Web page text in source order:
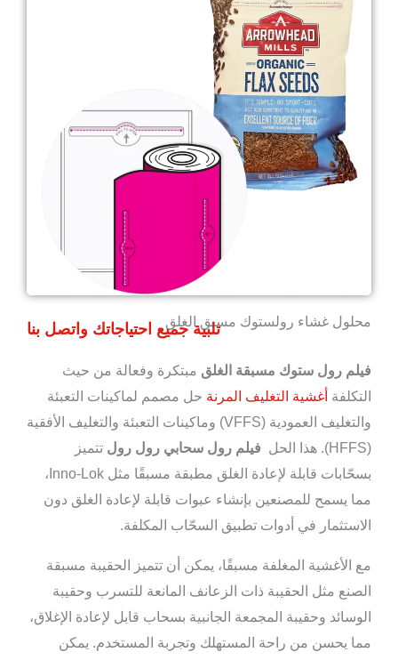
محلول غشاء رولستوك مسبق الغلقتلبية جميع احتياجاتك واتصل بنا
فيلم رول ستوك مسبقة الغلق مبتكرة وفعالة من حيث
التكلفة أغشية التغليف المرنة حل مصمم لماكينات التعبئة
والتغليف العمودية (VFFS) وماكينات التعبئة والتغليف الأفقية
(HFFS). هذا الحل
فيلم رول سحابي رول رول تتميز
بسحّابات قابلة لإعادة الغلق مطبقة مسبقًا مثل Inno-Lok،
مما يسمح للمصنعين بإنشاء عبوات قابلة لإعادة الغلق دون
الاستثمار في أدوات تطبيق السحّاب المكلفة.
مع الأغشية المغلفة مسبقًا، يمكن أن تتميز الحقيبة مسبقة
الصنع مثل الحقيبة ذات الزعانف المانعة للتسرب وحقيبة
الوسائد وحقيبة المجمعة الجانبية بسحاب قابل لإعادة الإغلاق،
مما يحسن من راحة المستهلك وتجربة المستخدم. يمكن